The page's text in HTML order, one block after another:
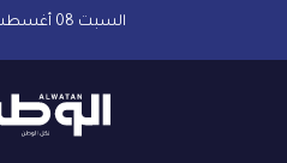
السبت 08 أغسطس 2026